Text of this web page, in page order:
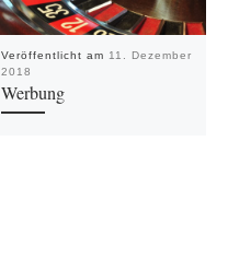
Veröffentlicht am 11. Dezember
2018
Werbung